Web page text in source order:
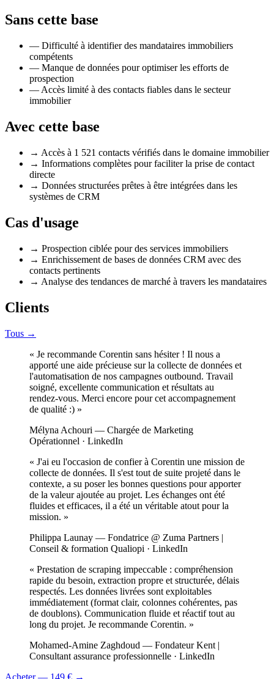
Sans cette base
— Difficulté à identifier des mandataires immobiliers
compétents
— Manque de données pour optimiser les efforts de
prospection
— Accès limité à des contacts fiables dans le secteur
immobilier
Avec cette base
→ Accès à 1 521 contacts vérifiés dans le domaine immobilier
→ Informations complètes pour faciliter la prise de contact
directe
→ Données structurées prêtes à être intégrées dans les
systèmes de CRM
Cas d'usage
→ Prospection ciblée pour des services immobiliers
→ Enrichissement de bases de données CRM avec des
contacts pertinents
→ Analyse des tendances de marché à travers les mandataires
Clients
Tous →
« Je recommande Corentin sans hésiter ! Il nous a
apporté une aide précieuse sur la collecte de données et
l'automatisation de nos campagnes outbound. Travail
soigné, excellente communication et résultats au
rendez-vous. Merci encore pour cet accompagnement
de qualité :) »
Mélyna Achouri — Chargée de Marketing
Opérationnel · LinkedIn
« J'ai eu l'occasion de confier à Corentin une mission de
collecte de données. Il s'est tout de suite projeté dans le
contexte, a su poser les bonnes questions pour apporter
de la valeur ajoutée au projet. Les échanges ont été
fluides et efficaces, il a été un véritable atout pour la
mission. »
Philippa Launay — Fondatrice @ Zuma Partners |
Conseil & formation Qualiopi · LinkedIn
« Prestation de scraping impeccable : compréhension
rapide du besoin, extraction propre et structurée, délais
respectés. Les données livrées sont exploitables
immédiatement (format clair, colonnes cohérentes, pas
de doublons). Communication fluide et réactif tout au
long du projet. Je recommande Corentin. »
Mohamed-Amine Zaghdoud — Fondateur Kent |
Consultant assurance professionnelle · LinkedIn
Acheter — 149 € →